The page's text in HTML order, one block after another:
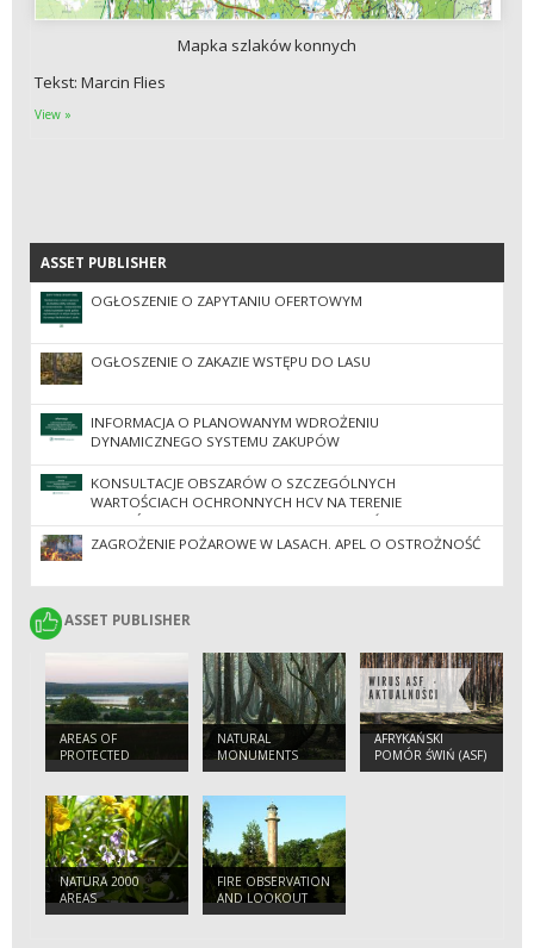
Mapka szlaków konnych
Tekst: Marcin Flies
View »
ASSET PUBLISHER
ASSET PUBLISHER
OGŁOSZENIE O ZAPYTANIU OFERTOWYM
OGŁOSZENIE O ZAKAZIE WSTĘPU DO LASU
INFORMACJA O PLANOWANYM WDROŻENIU
DYNAMICZNEGO SYSTEMU ZAKUPÓW
KONSULTACJE OBSZARÓW O SZCZEGÓLNYCH
WARTOŚCIACH OCHRONNYCH HCV NA TERENIE
NADLEŚNICTW REGIONALNEJ DYREKCJI LASÓW
PAŃSTWOWYCH W ZIELONEJ GÓRZE
ZAGROŻENIE POŻAROWE W LASACH. APEL O OSTROŻNOŚĆ
ASSET PUBLISHER
ASSET PUBLISHER
AREAS OF
PROTECTED
LANDSCAPES
NATURAL
MONUMENTS
AFRYKAŃSKI
POMÓR ŚWIŃ (ASF)
- 2022
NATURA 2000
AREAS
FIRE OBSERVATION
AND LOOKOUT
TOWER IN JEZIORY